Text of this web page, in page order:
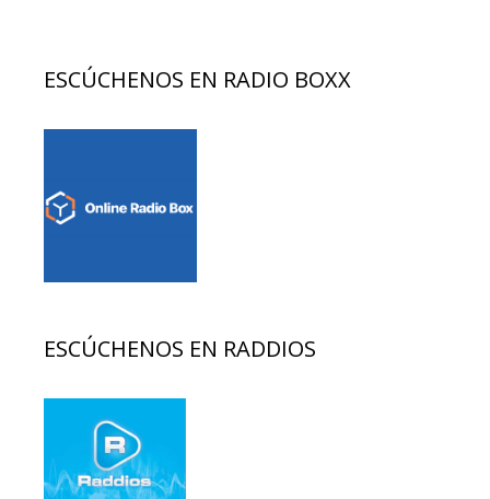
ESCÚCHENOS EN RADIO BOXX
ESCÚCHENOS EN RADDIOS